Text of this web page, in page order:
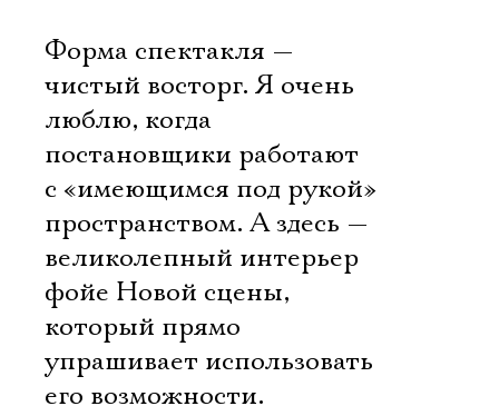
Форма спектакля —
чистый восторг. Я очень
люблю, когда
постановщики работают
с «имеющимся под рукой»
пространством. А здесь —
великолепный интерьер
фойе Новой сцены,
который прямо
упрашивает использовать
его возможности.